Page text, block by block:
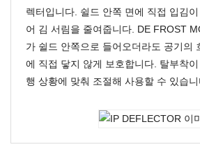
렉터입니다. 쉴드 안쪽 면에 직접 입김
어 김 서림을 줄여줍니다. DE FROST
가 쉴드 안쪽으로 들어오더라도 공기의
에 직접 닿지 않게 보호합니다. 탈부착
행 상황에 맞춰 조절해 사용할 수 있습니